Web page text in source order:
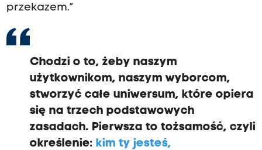
przekazem.”
Chodzi o to, żeby naszym
użytkownikom, naszym wyborcom,
stworzyć całe uniwersum, które opiera
się na trzech podstawowych
zasadach. Pierwsza to tożsamość, czyli
określenie: kim ty jesteś,